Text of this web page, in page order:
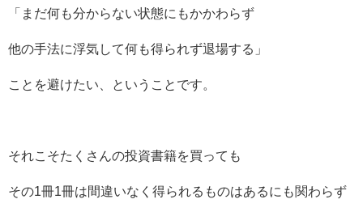
「まだ何も分からない状態にもかかわらず
他の手法に浮気して何も得られず退場する」
ことを避けたい、ということです。
それこそたくさんの投資書籍を買っても
その1冊1冊は間違いなく得られるものはあるにも関わらず